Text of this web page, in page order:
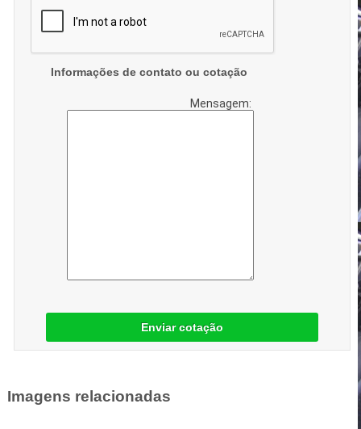
Informações de contato ou cotação
Mensagem:
Enviar cotação
Imagens relacionadas